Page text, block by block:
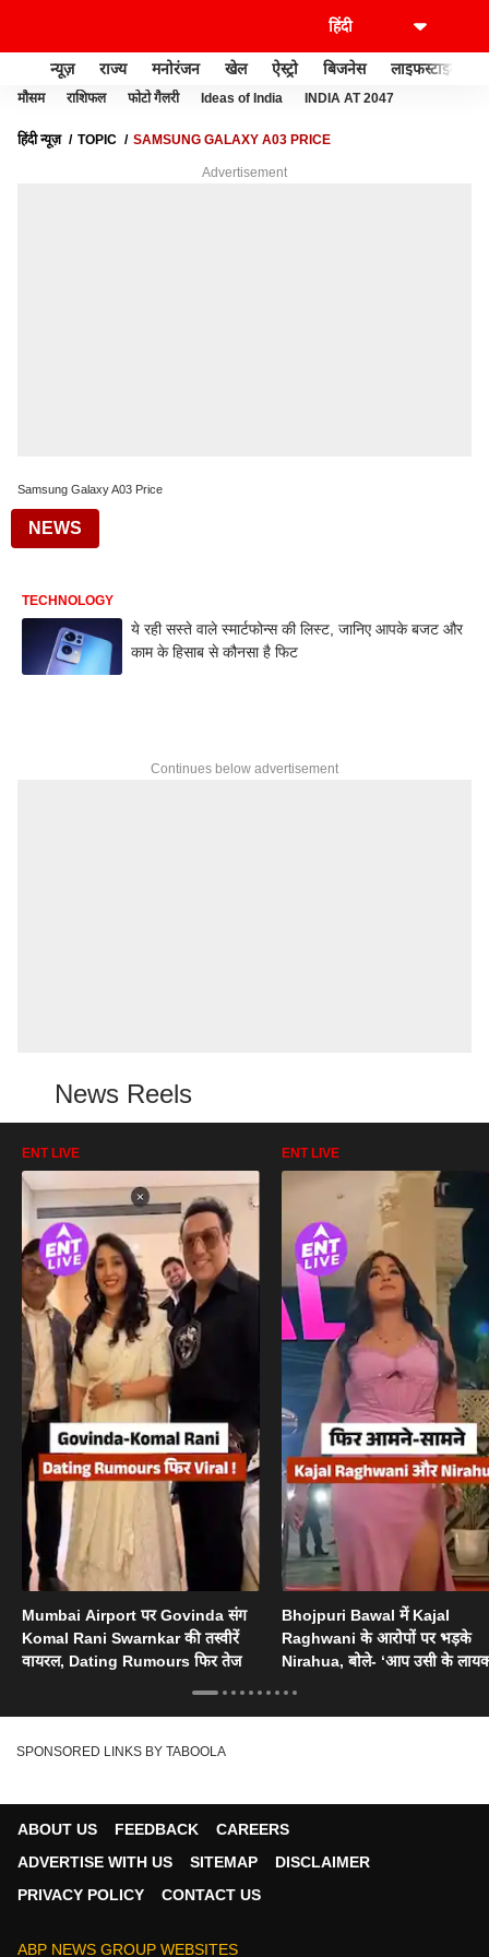
न्यूज़ राज्य मनोरंजन खेल ऐस्ट्रो बिजनेस लाइफस्टाइल
मौसम राशिफल फोटो गैलरी Ideas of India INDIA AT 2047
हिंदी न्यूज़ TOPIC SAMSUNG GALAXY A03 PRICE
Advertisement
Samsung Galaxy A03 Price
NEWS
TECHNOLOGY
ये रही सस्ते वाले स्मार्टफोन्स की लिस्ट, जानिए आपके बजट और
काम के हिसाब से कौनसा है फिट
Continues below advertisement
News Reels
ENT LIVE
Mumbai Airport पर Govinda संग
Komal Rani Swarnkar की तस्वीरें
वायरल, Dating Rumours फिर तेज
ENT LIVE
Bhojpuri Bawal में Kajal
Raghwani के आरोपों पर भड़के
Nirahua, बोले- ‘आप उसी के लायक
SPONSORED LINKS BY TABOOLA
ABOUT US FEEDBACK
CAREERS
ADVERTISE WITH US
SITEMAP
DISCLAIMER
PRIVACY POLICY
CONTACT US
ABP NEWS GROUP WEBSITES